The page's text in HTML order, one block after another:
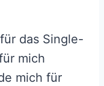
das Single-
mich
mich für